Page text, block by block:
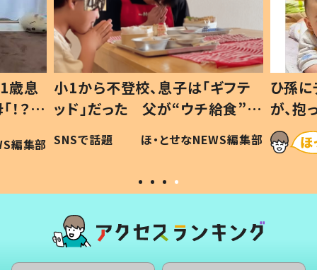
歳息
？」
編集部
小1から不登校、息子は「ギフテ
ッド」だった 父が“ウチ給食”を
作り続ける理由とは #令和の親
#令和の子
SNSで話題 ほ・とせなNEWS編集部
ひ孫
が、
「涙が
い」